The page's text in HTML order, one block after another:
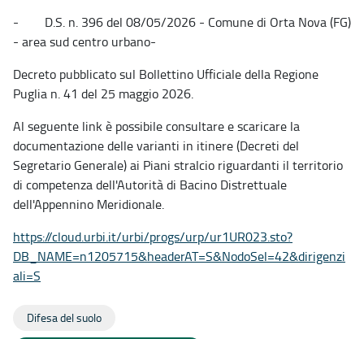
- D.S. n. 396 del 08/05/2026 - Comune di Orta Nova (FG)
- area sud centro urbano-
Decreto pubblicato sul Bollettino Ufficiale della Regione
Puglia n. 41 del 25 maggio 2026.
Al seguente link è possibile consultare e scaricare la
documentazione delle varianti in itinere (Decreti del
Segretario Generale) ai Piani stralcio riguardanti il territorio
di competenza dell'Autorità di Bacino Distrettuale
dell'Appennino Meridionale.
https://cloud.urbi.it/urbi/progs/urp/ur1UR023.sto?
DB_NAME=n1205715&headerAT=S&NodoSel=42&dirigenzi
ali=S
Difesa del suolo